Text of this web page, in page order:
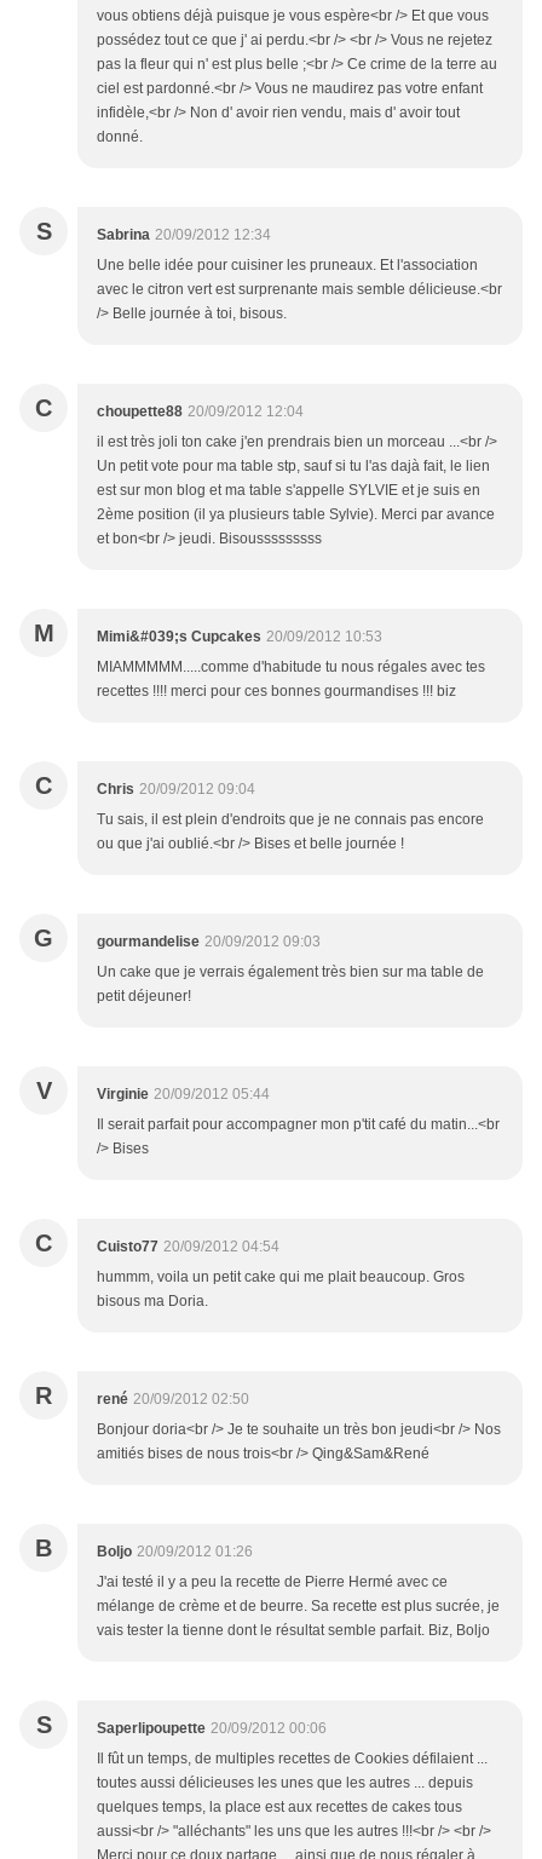
vous obtiens déjà puisque je vous espère<br /> Et que vous
possédez tout ce que j' ai perdu.<br /> <br /> Vous ne rejetez
pas la fleur qui n' est plus belle ;<br /> Ce crime de la terre au
ciel est pardonné.<br /> Vous ne maudirez pas votre enfant
infidèle,<br /> Non d' avoir rien vendu, mais d' avoir tout
donné.
S Sabrina 20/09/2012 12:34
Une belle idée pour cuisiner les pruneaux. Et l'association
avec le citron vert est surprenante mais semble délicieuse.<br
/> Belle journée à toi, bisous.
C choupette88 20/09/2012 12:04
il est très joli ton cake j'en prendrais bien un morceau ...<br />
Un petit vote pour ma table stp, sauf si tu l'as dajà fait, le lien
est sur mon blog et ma table s'appelle SYLVIE et je suis en
2ème position (il ya plusieurs table Sylvie). Merci par avance
et bon<br /> jeudi. Bisousssssssss
M Mimi&#039;s Cupcakes 20/09/2012 10:53
MIAMMMMM.....comme d'habitude tu nous régales avec tes
recettes !!!! merci pour ces bonnes gourmandises !!! biz
C Chris 20/09/2012 09:04
Tu sais, il est plein d'endroits que je ne connais pas encore
ou que j'ai oublié.<br /> Bises et belle journée !
G gourmandelise 20/09/2012 09:03
Un cake que je verrais également très bien sur ma table de
petit déjeuner!
V Virginie 20/09/2012 05:44
Il serait parfait pour accompagner mon p'tit café du matin...<br
/> Bises
C Cuisto77 20/09/2012 04:54
hummm, voila un petit cake qui me plait beaucoup. Gros
bisous ma Doria.
R rené 20/09/2012 02:50
Bonjour doria<br /> Je te souhaite un très bon jeudi<br /> Nos
amitiés bises de nous trois<br /> Qing&Sam&René
B Boljo 20/09/2012 01:26
J'ai testé il y a peu la recette de Pierre Hermé avec ce
mélange de crème et de beurre. Sa recette est plus sucrée, je
vais tester la tienne dont le résultat semble parfait. Biz, Boljo
S Saperlipoupette 20/09/2012 00:06
Il fût un temps, de multiples recettes de Cookies défilaient ...
toutes aussi délicieuses les unes que les autres ... depuis
quelques temps, la place est aux recettes de cakes tous
aussi<br /> "alléchants" les uns que les autres !!!<br /> <br />
Merci pour ce doux partage ... ainsi que de nous régaler à